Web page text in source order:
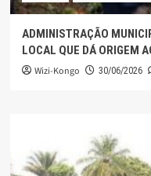
ADMINISTRAÇÃO
LOCAL QUE DÁ ORIGEM
Wizi-Kongo 30/06/2026